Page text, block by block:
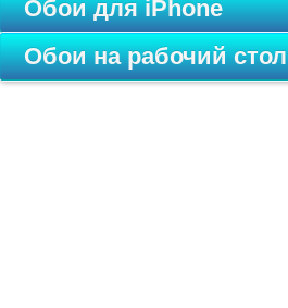
Обои для iPhone
Обои на рабочий стол